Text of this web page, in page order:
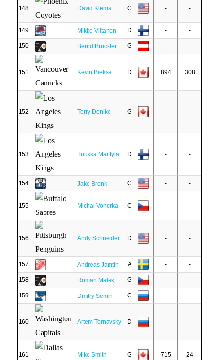
148 David Klema C - -
149 Mikko Viitanen D - -
150 Bernd Bruckler G - -
151 Kevin Bieksa D 894 308
152 Terry Denike G - -
153 Tuukka Mantyla D - -
154 Jake Brenk C - -
155 Michal Vondrka C - -
156 Andy Schneider D - -
157 Andreas Jamtin A - -
158 Roman Malek G - -
159 Dmitry Semin C - -
160 Artem Ternavsky D - -
161 Mike Smith G 715 24